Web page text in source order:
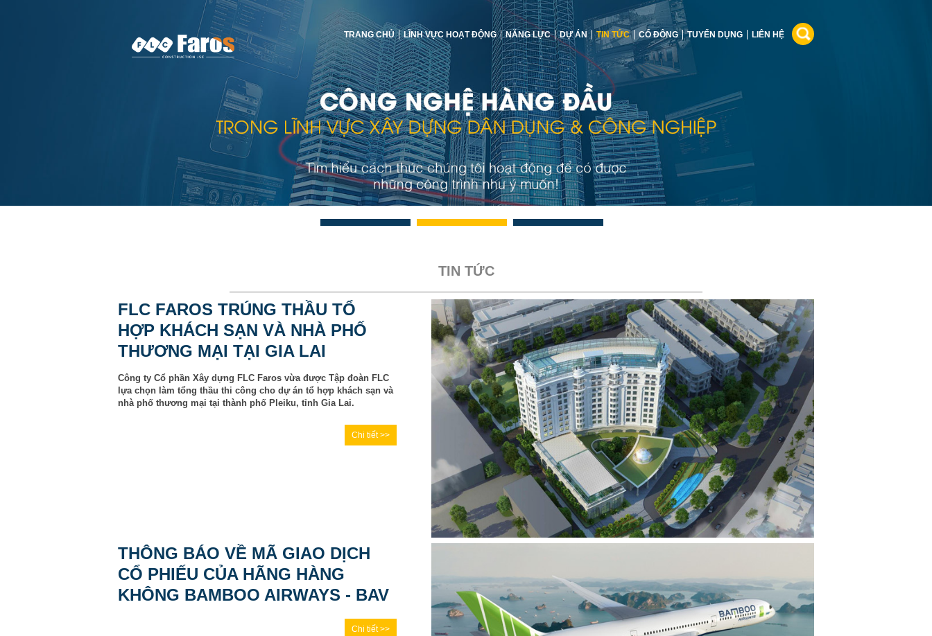
TRANG CHỦ LĨNH VỰC HOẠT ĐỘNG NĂNG LỰC DỰ ÁN TIN TỨC CỔ ĐÔNG TUYỂN DỤNG LIÊN HỆ
TIN TỨC
FLC FAROS TRÚNG THẦU TỔ
HỢP KHÁCH SẠN VÀ NHÀ PHỐ
THƯƠNG MẠI TẠI GIA LAI
Công ty Cổ phần Xây dựng FLC Faros vừa được Tập đoàn FLC
lựa chọn làm tổng thầu thi công cho dự án tổ hợp khách sạn và
nhà phố thương mại tại thành phố Pleiku, tỉnh Gia Lai.
Chi tiết >>
THÔNG BÁO VỀ MÃ GIAO DỊCH
CỔ PHIẾU CỦA HÃNG HÀNG
KHÔNG BAMBOO AIRWAYS - BAV
Chi tiết >>